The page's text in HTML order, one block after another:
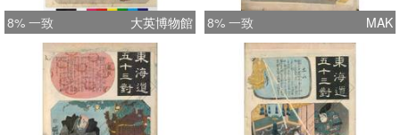
8% 一致 大英博物館 8% 一致 MAK